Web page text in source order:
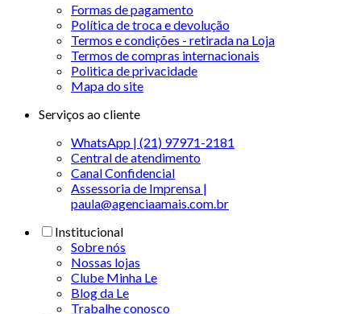
Formas de pagamento
Política de troca e devolução
Termos e condições - retirada na Loja
Termos de compras internacionais
Politica de privacidade
Mapa do site
Serviços ao cliente
WhatsApp | (21) 97971-2181
Central de atendimento
Canal Confidencial
Assessoria de Imprensa |
paula@agenciaamais.com.br
Institucional
Sobre nós
Nossas lojas
Clube Minha Le
Blog da Le
Trabalhe conosco